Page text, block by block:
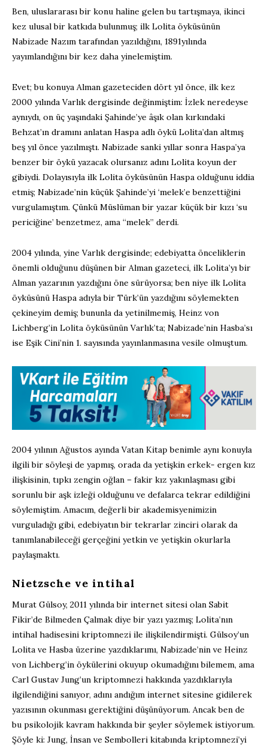
Ben, uluslararası bir konu haline gelen bu tartışmaya, ikinci
kez ulusal bir katkıda bulunmuş; ilk Lolita öyküsünün
Nabizade Nazım tarafından yazıldığını, 1891yılında
yayımlandığını bir kez daha yinelemiştim.
Evet; bu konuya Alman gazeteciden dört yıl önce, ilk kez
2000 yılında Varlık dergisinde değinmiştim: İzlek neredeyse
aynıydı, on üç yaşındaki Şahinde’ye âşık olan kırkındaki
Behzat’ın dramını anlatan Haspa adlı öykü Lolita’dan altmış
beş yıl önce yazılmıştı. Nabizade sanki yıllar sonra Haspa’ya
benzer bir öykü yazacak olursanız adını Lolita koyun der
gibiydi. Dolayısıyla ilk Lolita öyküsünün Haspa olduğunu iddia
etmiş; Nabizade’nin küçük Şahinde’yi ‘melek’e benzettiğini
vurgulamıştım. Çünkü Müslüman bir yazar küçük bir kızı ‘su
periciğine’ benzetmez, ama “melek” derdi.
2004 yılında, yine Varlık dergisinde; edebiyatta önceliklerin
önemli olduğunu düşünen bir Alman gazeteci, ilk Lolita’yı bir
Alman yazarının yazdığını öne sürüyorsa; ben niye ilk Lolita
öyküsünü Haspa adıyla bir Türk’ün yazdığını söylemekten
çekineyim demiş; bununla da yetinilmemiş, Heinz von
Lichberg’in Lolita öyküsünün Varlık’ta; Nabizade’nin Hasba’sı
ise Eşik Cini’nin 1. sayısında yayınlanmasına vesile olmuştum.
2004 yılının Ağustos ayında Vatan Kitap benimle aynı konuyla
ilgili bir söyleşi de yapmış, orada da yetişkin erkek- ergen kız
ilişkisinin, tıpkı zengin oğlan – fakir kız yakınlaşması gibi
sorunlu bir aşk izleği olduğunu ve defalarca tekrar edildiğini
söylemiştim. Amacım, değerli bir akademisyenimizin
vurguladığı gibi, edebiyatın bir tekrarlar zinciri olarak da
tanımlanabileceği gerçeğini yetkin ve yetişkin okurlarla
paylaşmaktı.
Nietzsche ve intihal
Murat Gülsoy, 2011 yılında bir internet sitesi olan Sabit
Fikir’de Bilmeden Çalmak diye bir yazı yazmış; Lolita’nın
intihal hadisesini kriptomnezi ile ilişkilendirmişti. Gülsoy’un
Lolita ve Hasba üzerine yazdıklarımı, Nabizade’nin ve Heinz
von Lichberg’in öykülerini okuyup okumadığını bilemem, ama
Carl Gustav Jung’un kriptomnezi hakkında yazdıklarıyla
ilgilendiğini sanıyor, adını andığım internet sitesine gidilerek
yazısının okunması gerektiğini düşünüyorum. Ancak ben de
bu psikolojik kavram hakkında bir şeyler söylemek istiyorum.
Şöyle ki: Jung, İnsan ve Sembolleri kitabında kriptomnezi’yi